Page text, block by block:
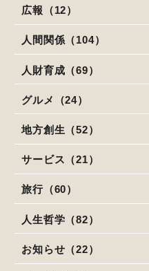
広報（12）
人間関係（104）
人財育成（69）
グルメ（24）
地方創生（52）
サービス（21）
旅行（60）
人生哲学（82）
お知らせ（22）